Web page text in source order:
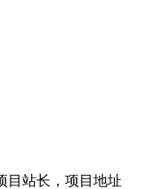
目站长，项目地址